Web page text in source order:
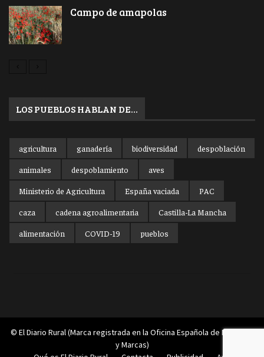
Campo de amapolas
LOS PUEBLOS HABLAN DE…
agricultura ganadería biodiversidad
despoblación
animales
despoblamiento
aves
Ministerio de Agricultura
España vaciada
PAC
caza
cadena agroalimentaria
Castilla-La Mancha
alimentación
COVID-19 pueblos
© El Diario Rural (Marca registrada en la Oficina Española de Patentes
y Marcas)